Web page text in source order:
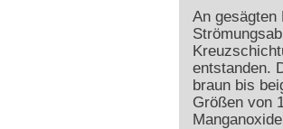
An gesägten
entstanden.
braun bis
Größen von